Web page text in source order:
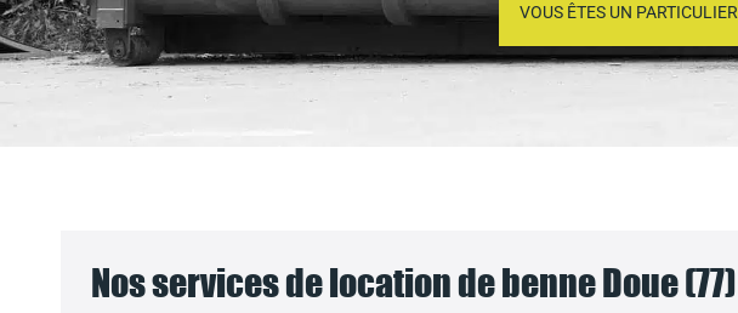
VOUS ÊTES UN PARTICULIER
Nos services de location de benne Doue (77)